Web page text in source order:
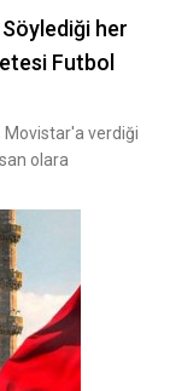
Söylediği her
Futbol
Movistar'a verdiği
olara